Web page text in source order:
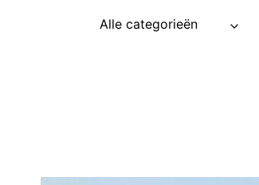
Alle categorieën